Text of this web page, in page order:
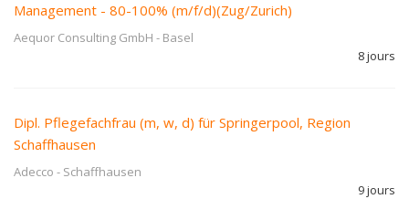
Management - 80-100% (m/f/d)(Zug/Zurich)
Aequor Consulting GmbH - Basel
8 jours
Dipl. Pflegefachfrau (m, w, d) für Springerpool, Region
Schaffhausen
Adecco - Schaffhausen
9 jours